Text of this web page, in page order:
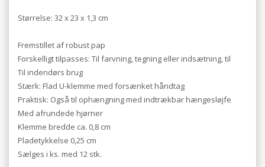
Størrelse: 32 x 23 x 1,3 cm
Fremstillet af robust pap
Forskelligt tilpasses: Til farvning, tegning eller indsætning, til
Til indendørs brug
Stærk: Flad U-klemme med forsænket håndtag
Praktisk: Også til ophængning med indtrækbar hængesløjfe
Med afrundede hjørner
Klemme bredde ca. 0,8 cm
Pladetykkelse 0,25 cm
Sælges i ks. med 12 stk.